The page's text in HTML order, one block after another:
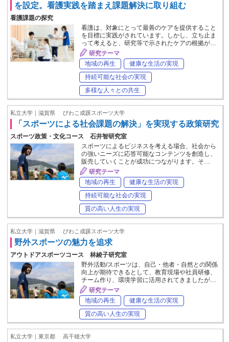
を設定。看護実践を踏まえ課題解決に取り組む
看護課題の探究
看護は、対象にとって最善のケアを提供すること
を目標に実践がされています。しかし、立ち止ま
って考えると、研究等で示されたケアの根拠が…
研究テーマ
地域の再生
健康な生活の実現
持続可能な社会の実現
多様な人々との共生
私立大学｜滋賀県 びわこ成蹊スポーツ大学
「スポーツによる社会課題の解決」を実現する政策研究
スポーツ政策・文化コース 石井智研究室
スポーツによるビジネスを考える場合、社会から
の強いニーズに応答可能なコンテンツを創造し、
販売していくことが成功につながります。そ…
研究テーマ
地域の再生
健康な生活の実現
持続可能な社会の実現
質の高い人生の実現
私立大学｜滋賀県 びわこ成蹊スポーツ大学
野外スポーツの魅力を追求
アウトドアスポーツコース 林綾子研究室
野外活動/スポーツは、自己・他者・自然との関係
向上が期待できるとして、教育現場や社員研修、
チーム作り、環境学習に活用されてきましたが…
研究テーマ
地域の再生
健康な生活の実現
質の高い人生の実現
私立大学｜東京都 高千穂大学